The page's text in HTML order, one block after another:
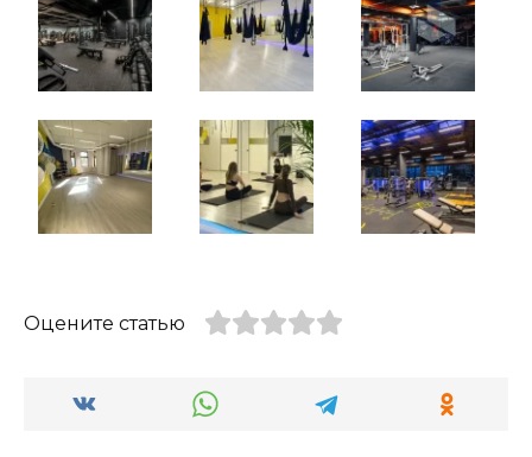
Оцените статью